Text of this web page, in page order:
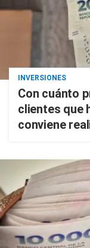
INVERSIONES
Con cuánto
clientes que
conviene